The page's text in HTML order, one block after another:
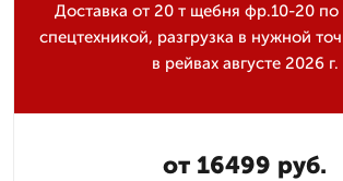
Доставка от 20 т щебня фр.10-20 по
спецтехникой, разгрузка в нужной
в рейвах августе 2026 г.
от 16499 руб.